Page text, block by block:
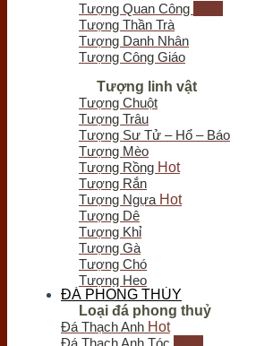
Chưa có sản phẩm
Tượng Quan Công
Tượng Thần Trà
Tượng Danh Nhân
Tượng Công Giáo
Tượng linh vật
Tượng Chuột
Tượng Trâu
Tượng Sư Tử – Hổ – Báo
Tượng Mèo
Tượng Rồng
Tượng Rắn
Tượng Ngựa
Tượng Dê
Tượng Khỉ
Tượng Gà
Tượng Chó
Tượng Heo
Tượng Long Quy
Tượng Cá
Tượng Bò Tót
ĐÁ PHONG THỦY
Loại đá phong thuỷ
Đá Thạch Anh
Đá Thạch Anh Tóc